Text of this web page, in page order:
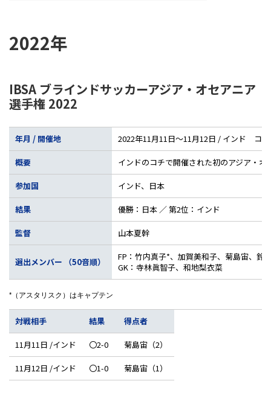
2022年
IBSA ブラインドサッカーアジア・オセアニア
選手権 2022
年月 / 開催地 2022年11月11日～11月12日 / インド コチ
概要 インドのコチで開催された初のアジア・
参加国 インド、日本
結果 優勝：日本 ／ 第2位：インド
監督 山本夏幹
選出メンバー （50音順）
FP：竹内真子*、加賀美和子、菊島宙、鈴
GK：寺林眞智子、和地梨衣菜
*（アスタリスク）はキャプテン
対戦相手 結果 得点者
11月11日 /インド 〇2-0 菊島宙（2）
11月12日 /インド 〇1-0 菊島宙（1）